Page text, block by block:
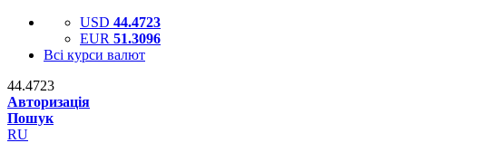
USD 44.4723
EUR 51.3096
Всі курси валют
44.4723
Авторизація
Пошук
RU